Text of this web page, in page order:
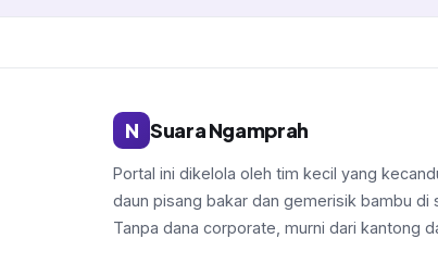
N Suara Ngamprah
Portal ini dikelola oleh tim kecil yang
daun pisang bakar dan gemerisik bambu di
Tanpa dana corporate, murni dari kantong